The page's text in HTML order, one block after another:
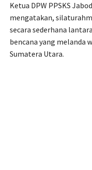
Ketua DPW PPSKS
mengatakan,
secara sederhana
bencana yang melanda
Sumatera Utara.